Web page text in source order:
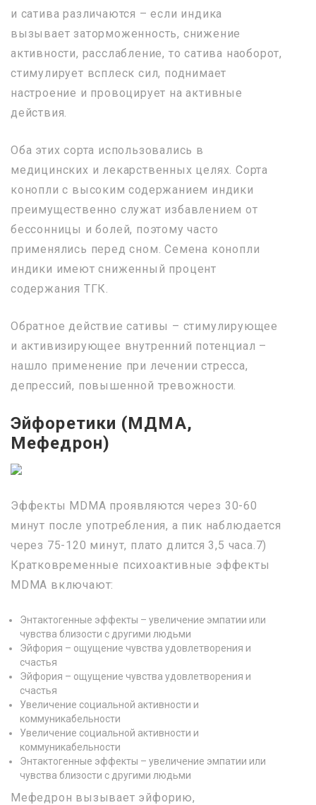
и сатива различаются – если индика
вызывает заторможенность, снижение
активности, расслабление, то сатива наоборот,
стимулирует всплеск сил, поднимает
настроение и провоцирует на активные
действия.
Оба этих сорта использовались в
медицинских и лекарственных целях. Сорта
конопли с высоким содержанием индики
преимущественно служат избавлением от
бессонницы и болей, поэтому часто
применялись перед сном. Семена конопли
индики имеют сниженный процент
содержания ТГК.
Обратное действие сативы – стимулирующее
и активизирующее внутренний потенциал –
нашло применение при лечении стресса,
депрессий, повышенной тревожности.
Эйфоретики (МДМА,
Мефедрон)
Эффекты MDMA проявляются через 30-60
минут после употребления, а пик наблюдается
через 75-120 минут, плато длится 3,5 часа.7)
Кратковременные психоактивные эффекты
MDMA включают:
Энтактогенные эффекты – увеличение эмпатии или
чувства близости с другими людьми
Эйфория – ощущение чувства удовлетворения и
счастья
Эйфория – ощущение чувства удовлетворения и
счастья
Увеличение социальной активности и
коммуникабельности
Увеличение социальной активности и
коммуникабельности
Энтактогенные эффекты – увеличение эмпатии или
чувства близости с другими людьми
Мефедрон вызывает эйфорию,